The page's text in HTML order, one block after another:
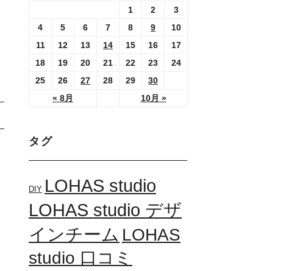
« 8月 10月 »
1 2
3
4
5 6 7 8 9
10
11
12 13 14 15 16
17
18
19 20 21 22 23
24
25
26 27 28 29 30
タグ
DIY LOHAS studio
LOHAS studio デザ
インチーム LOHAS
studio 口コミ